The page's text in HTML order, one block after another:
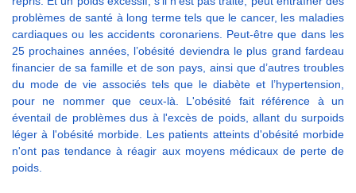
problèmes de santé à long terme tels que le cancer, les maladies
cardiaques ou les accidents coronariens. Peut-être que dans les
25 prochaines années, l’obésité deviendra le plus grand fardeau
financier de sa famille et de son pays, ainsi que d’autres troubles
du mode de vie associés tels que le diabète et l’hypertension,
pour ne nommer que ceux-là. L'obésité fait référence à un
éventail de problèmes dus à l'excès de poids, allant du surpoids
léger à l'obésité morbide. Les patients atteints d'obésité morbide
n'ont pas tendance à réagir aux moyens médicaux de perte de
poids.